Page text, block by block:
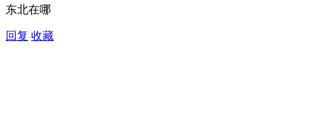
东北在哪
回复 收藏